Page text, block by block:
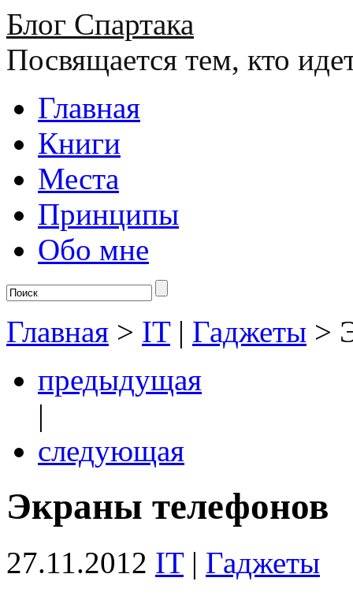
Блог Спартака
Посвящается тем, кто
Главная
Книги
Места
Принципы
Обо мне
Главная > IT| Гаджеты >
предыдущая
|
следующая
Экраны телефонов
27.11.2012 IT| Гаджеты